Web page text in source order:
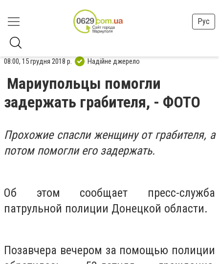
Рус
08:00, 15 грудня 2018 р. Надійне джерело
Мариупольцы помогли
задержать грабителя, - ФОТО
Прохожие спасли женщину от грабителя, а
потом помогли его задержать.
Об этом сообщает пресс-служба
патрульной полиции Донецкой области.
Позавчера вечером за помощью полиции